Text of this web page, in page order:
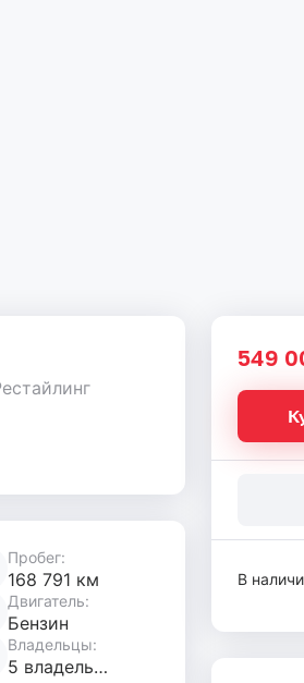
549
В
Пробег:
168 791 км
Двигатель:
Бензин
Владельцы:
5 владельцев